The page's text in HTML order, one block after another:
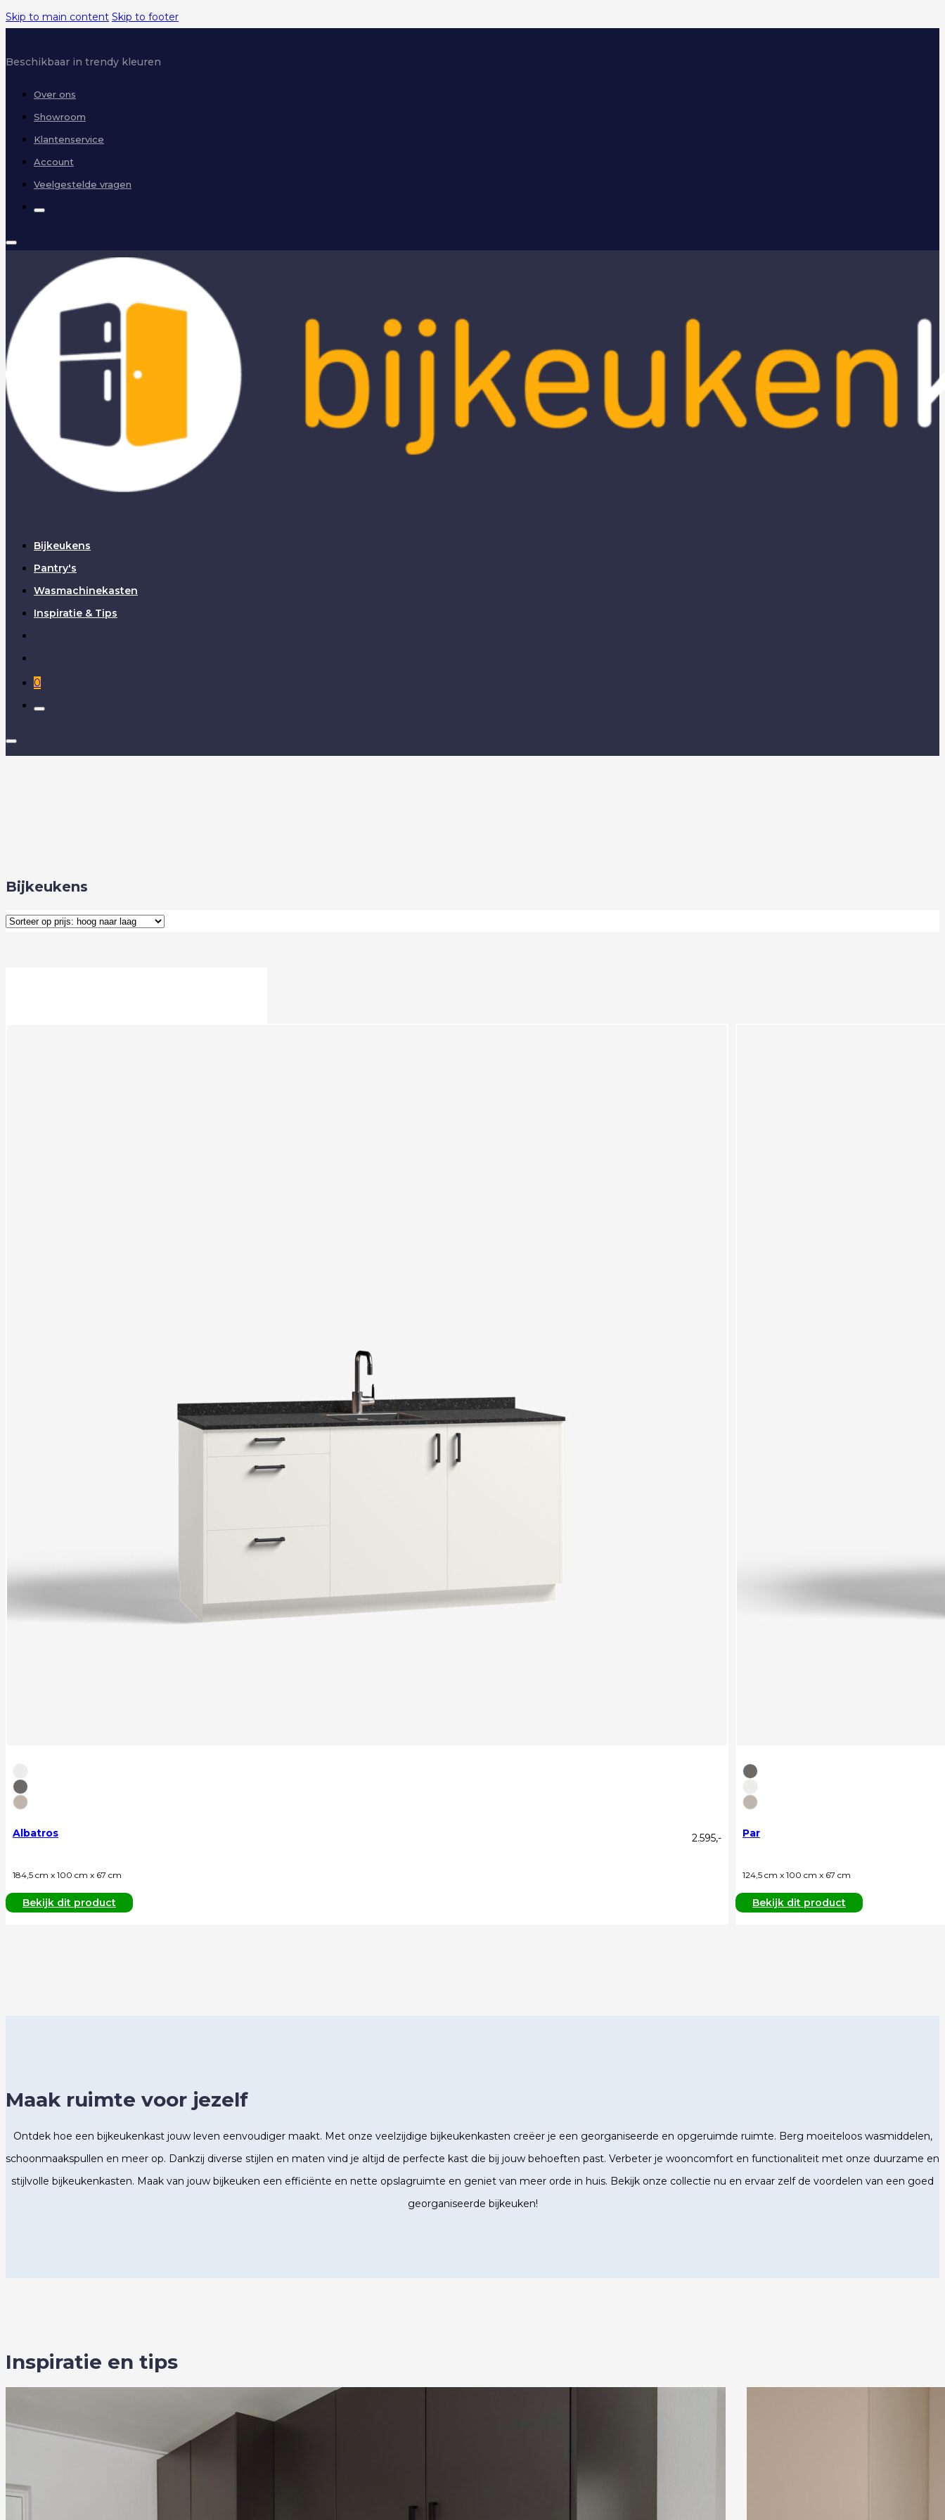
Skip to main content Skip to footer
Beschikbaar in trendy kleuren
Over ons
Showroom
Klantenservice
Account
Veelgestelde vragen
Bijkeukens
Pantry's
Wasmachinekasten
Inspiratie & Tips
0
Bijkeukens
Albatros 2.595,-
184,5 cm x 100 cm x 67 cm
Bekijk dit product
Par
124,5 cm x 100 cm x 67 cm
Bekijk dit product
Maak ruimte voor jezelf
Ontdek hoe een bijkeukenkast jouw leven eenvoudiger maakt. Met onze veelzijdige bijkeukenkasten creëer je een georganiseerde en opgeruimde ruimte. Berg moeiteloos wasmiddelen,
schoonmaakspullen en meer op. Dankzij diverse stijlen en maten vind je altijd de perfecte kast die bij jouw behoeften past. Verbeter je wooncomfort en functionaliteit met onze duurzame en
stijlvolle bijkeukenkasten. Maak van jouw bijkeuken een efficiënte en nette opslagruimte en geniet van meer orde in huis. Bekijk onze collectie nu en ervaar zelf de voordelen van een goed
georganiseerde bijkeuken!
Inspiratie en tips